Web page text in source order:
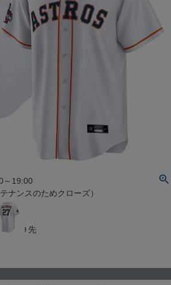
～19:00
ナンスのためクローズ）
６−９先